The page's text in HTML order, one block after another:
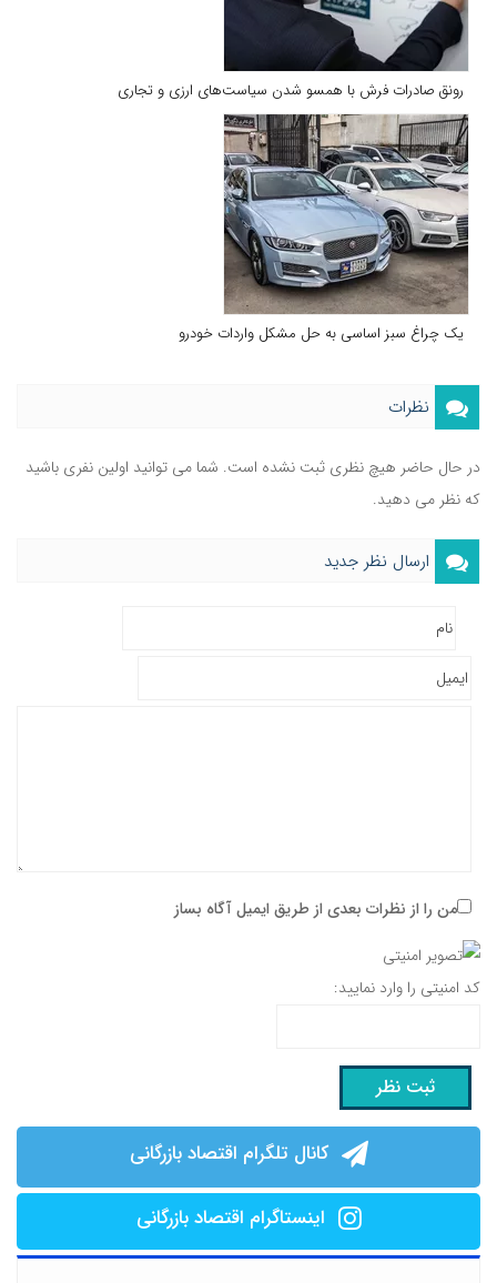
رونق صادرات فرش با همسو شدن سیاست‌های ارزی و تجاری
یک چراغ سبز اساسی به حل مشکل واردات خودرو
نظرات
در حال حاضر هیچ نظری ثبت نشده است. شما می توانید اولین نفری باشید
که نظر می دهید.
ارسال نظر جدید
من را از نظرات بعدی از طریق ایمیل آگاه بساز
کد امنیتی را وارد نمایید:
کانال تلگرام اقتصاد بازرگانی
اینستاگرام اقتصاد بازرگانی